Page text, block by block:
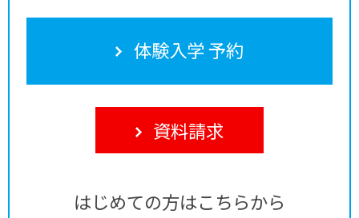
体験入学 予約
資料請求
はじめての方はこちらから